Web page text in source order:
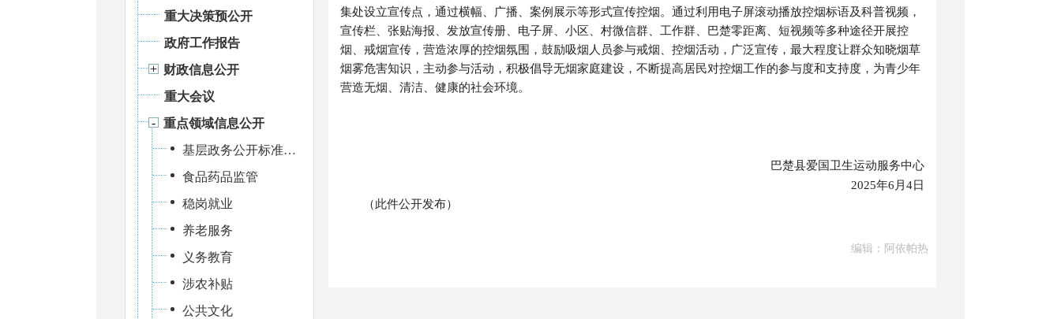
重大决策预公开
政府工作报告
财政信息公开
重大会议
重点领域信息公开
基层政务公开标准化规范化建设
食品药品监管
稳岗就业
养老服务
义务教育
涉农补贴
公共文化
集处设立宣传点，通过横幅、广播、案例展示等形式宣传控烟。 通过利用电子屏滚动播放控烟标语及科普视频，
宣传栏、张贴海报、发放宣传册、电子屏、小区、村微信群、工作群、巴楚零距离、短视频等多种途径开展控
烟、戒烟宣传， 营造浓厚的控烟氛围， 鼓励吸烟人员参与戒烟、控烟活动，广泛宣传，最大程度让群众知晓烟草
烟雾危害知识 ，主动参与活动，积极倡导无烟家庭建设，不断提高居民对控烟工作的参与度和支持度，为青少年
营造无烟、清洁、健康的社会环境。
巴楚县爱国卫生运动服务中心
2025年6月4日
（此件公开发布）
编辑：阿依帕热